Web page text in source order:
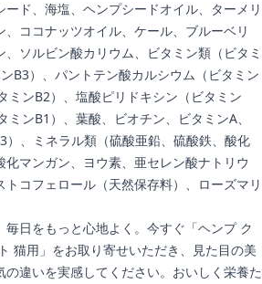
ド、海塩、ヘンプシードオイル、ターメリ
、ココナッツオイル、ケール、ブルーベリ
ソルビン酸カリウム、ビタミン類（ビタミ
B3）、パントテン酸カルシウム（ビタミン
ミンB2）、塩酸ピリドキシン（ビタミン
ンB1）、葉酸、ビオチン、ビタミンA、
）、ミネラル類（硫酸亜鉛、硫酸鉄、酸化
マンガン、ヨウ素、亜セレン酸ナトリウ
コフェロール（天然保存料）、ローズマリ
日をもっと心地よく。今すぐ「ヘンプ ク
猫用」をお取り寄せいただき、見た目の美
の違いを実感してください。おいしく栄養た